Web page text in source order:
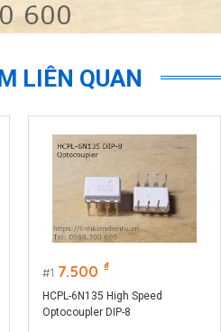
LIÊN QUAN
1 7.500 ₫
HCPL-6N135 High Speed
Optocoupler DIP-8